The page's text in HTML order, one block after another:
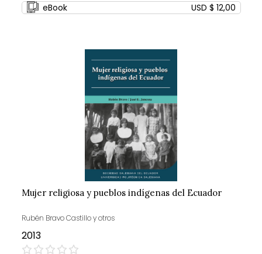
eBook
USD $ 12,00
Mujer religiosa y pueblos indígenas del Ecuador
Rubén Bravo Castillo y otros
2013